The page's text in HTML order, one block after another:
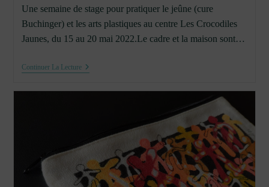
Une semaine de stage pour pratiquer le jeûne (cure
Buchinger) et les arts plastiques au centre Les Crocodiles
Jaunes, du 15 au 20 mai 2022.Le cadre et la maison sont…
Continuer La LectureStage
Jeûne
Au
De
Mai
2022.